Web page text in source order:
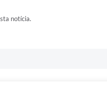
notícia.